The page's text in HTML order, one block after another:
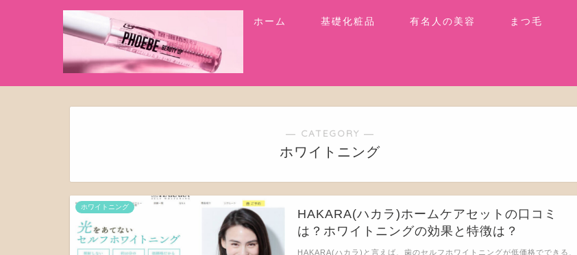
ホーム 基礎化粧品 有名人の美容 まつ毛
― CATEGORY ―
ホワイトニング
ホワイトニング
HAKARA(ハカラ)ホームケアセットの口コミ
は？ホワイトニングの効果と特徴は？
HAKARA(ハカラ)と言えば、歯のセルフホワイトニングが低価格でできる、